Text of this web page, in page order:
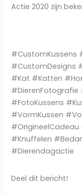
Actie 2020 zijn
#CustomKussens
#CustomDesigns
#Kat #Katten
#DierenFotografie
#FotoKussens
#VormKussen
#Knuffelen
#Dierendagactie
Deel dit bericht!